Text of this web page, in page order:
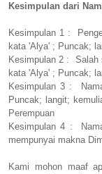
Kesimpulan dari
Kesimpulan 1 :
kata 'Alya' ; Puncak;
Kesimpulan 2 : Salah
kata 'Alya' ; Puncak;
Kesimpulan 3 :
Puncak; langit;
Perempuan
Kesimpulan 4 :
mempunyai makna
Kami mohon maaf